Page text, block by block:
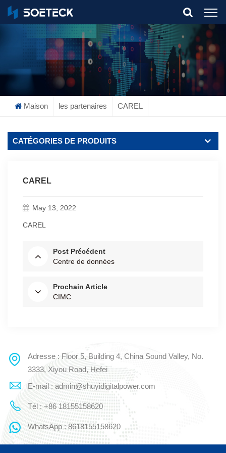
What Are You Looking For?
Maison les partenaires CAREL
CATÉGORIES DE PRODUITS
CAREL
May 13, 2022
CAREL
Post Précédent
Centre de données
Prochain Article
CIMC
Adresse : Floor 5, Building 4, China Sound Valley, No.
3333, Xiyou Road, Hefei
E-mail : admin@shuyidigitalpower.com
Tél : +86 18155158620
WhatsApp : 8618155158620